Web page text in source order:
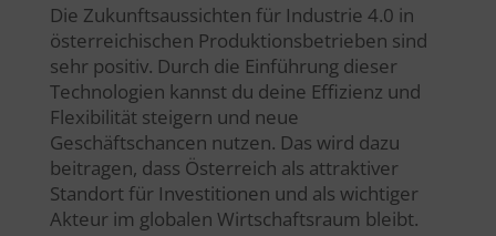
Die Zukunftsaussichten für Industrie 4.0 in
österreichischen Produktionsbetrieben sind
sehr positiv. Durch die Einführung dieser
Technologien kannst du deine Effizienz und
Flexibilität steigern und neue
Geschäftschancen nutzen. Das wird dazu
beitragen, dass Österreich als attraktiver
Standort für Investitionen und als wichtiger
Akteur im globalen Wirtschaftsraum bleibt.